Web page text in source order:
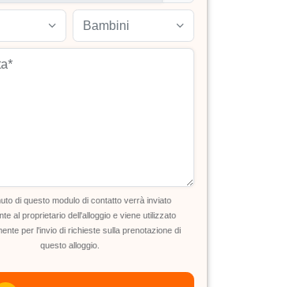
Bambini
di questo modulo di contatto verrà inviato
al proprietario dell'alloggio e viene utilizzato
per l'invio di richieste sulla prenotazione di
questo alloggio.